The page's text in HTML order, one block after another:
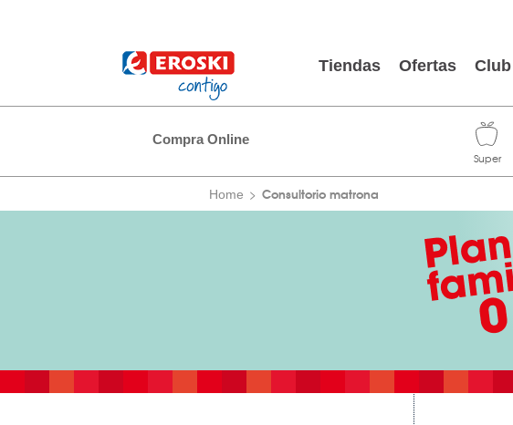
Tiendas Ofertas Club
Compra Online
Home Consultorio matrona